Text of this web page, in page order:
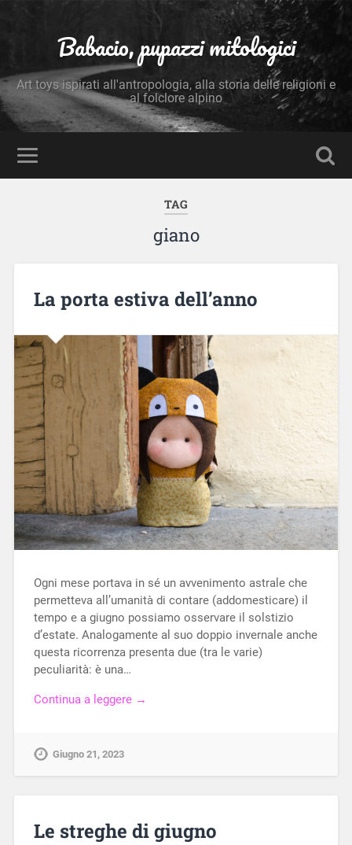
Babacio, pupazzi mitologici
Art toys ispirati all'antropologia, alla storia delle religioni e
al folclore alpino
TAG
giano
La porta estiva dell’anno
Ogni mese portava in sé un avvenimento astrale che
permetteva all’umanità di contare (addomesticare) il
tempo e a giugno possiamo osservare il solstizio
d’estate. Analogamente al suo doppio invernale anche
questa ricorrenza presenta due (tra le varie)
peculiarità: è una…
Continua a leggere →
Giugno 21, 2023
Le streghe di giugno